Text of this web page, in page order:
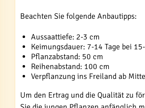
Beachten Sie folgende Anbautipps:
Aussaattiefe: 2-3 cm
Keimungsdauer: 7-14 Tage bei
Pflanzabstand: 50 cm
Reihenabstand: 100 cm
Verpflanzung ins Freiland ab
Um den Ertrag und die Qualität zu